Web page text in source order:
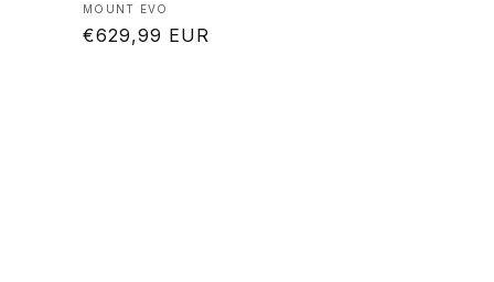
Produttore:
MOUNT EVO
Prezzo
€629,99 EUR